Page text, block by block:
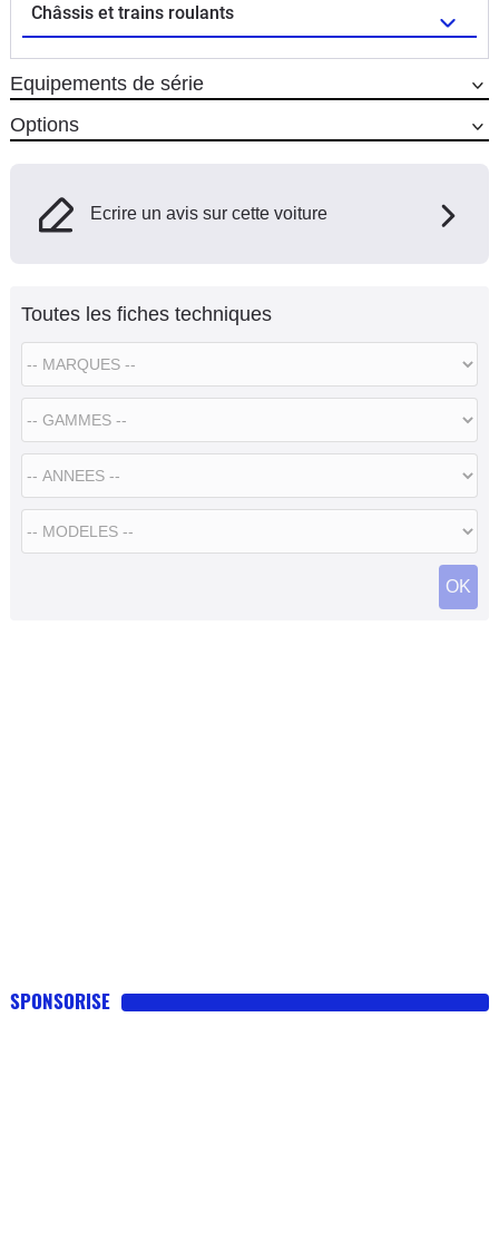
Châssis et trains roulants
Equipements de série
Options
Ecrire un avis sur cette voiture
Toutes les fiches techniques
SPONSORISE